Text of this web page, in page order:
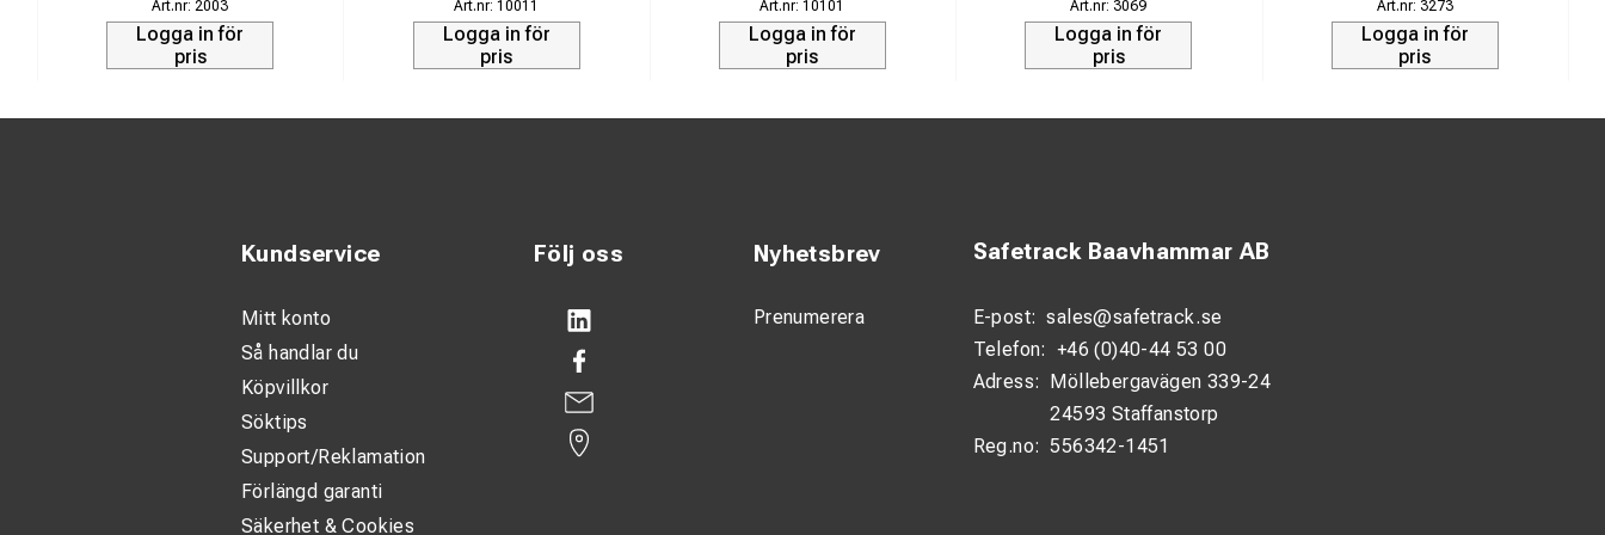
2003
Logga in för
pris
10011
Logga in för
pris
10101
Logga in för
pris
3069
Logga in för
pris
3273
Logga in för
pris
Följ oss Nyhetsbrev
Prenumerera
Safetrack Baavhammar AB
E-post: sales@safetrack.se
Telefon: +46 (0)40-44 53 00
Adress: Möllebergavägen 339-24
24593 Staffanstorp
Reg.no: 556342-1451
Kundservice
Mitt konto
Så handlar du
Köpvillkor
Söktips
Support/Reklamation
Förlängd garanti
Säkerhet & Cookies